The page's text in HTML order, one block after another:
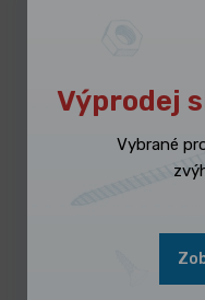
Sada
Výprodej
Vybrané